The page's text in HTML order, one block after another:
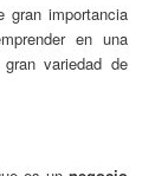
gran importancia
en una
variedad de